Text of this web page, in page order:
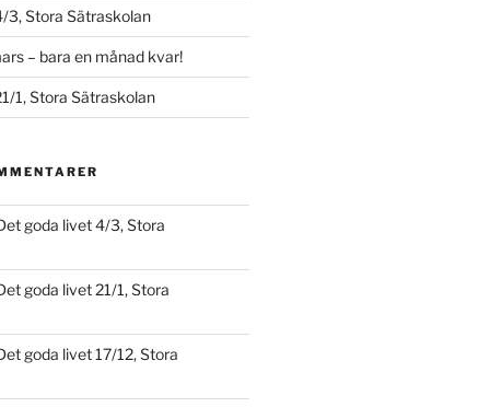
3, Stora Sätraskolan
– bara en månad kvar!
1, Stora Sätraskolan
goda livet 4/3, Stora
goda livet 21/1, Stora
goda livet 17/12, Stora